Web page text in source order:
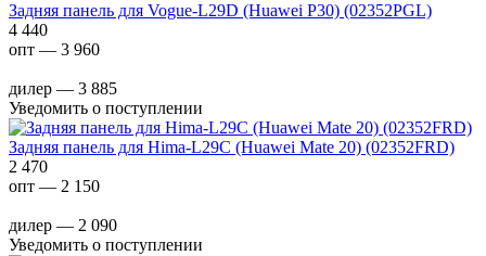
Задняя панель для Vogue-L29D (Huawei P30) (02352PGL)
4 440
опт — 3 960
дилер — 3 885
Уведомить о поступлении
Задняя панель для Hima-L29C (Huawei Mate 20) (02352FRD)
2 470
опт — 2 150
дилер — 2 090
Уведомить о поступлении